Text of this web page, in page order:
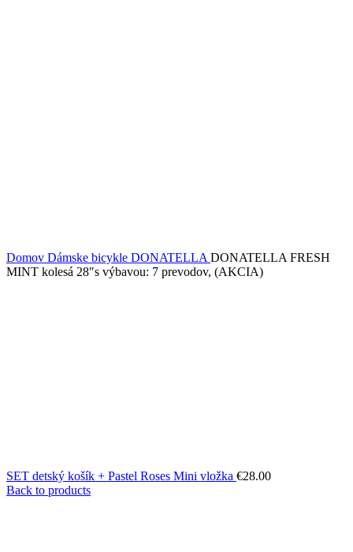
Domov Dámske bicykle DONATELLA DONATELLA FRESH
MINT kolesá 28″s výbavou: 7 prevodov, (AKCIA)
SET detský košík + Pastel Roses Mini vložka €28.00
Back to products